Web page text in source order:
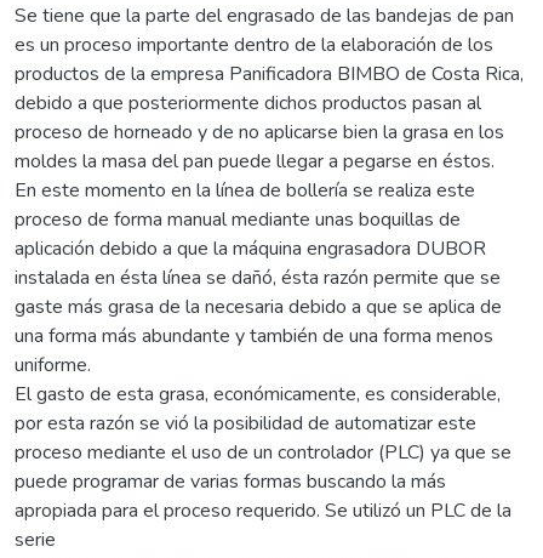
Se tiene que la parte del engrasado de las bandejas de pan
es un proceso importante dentro de la elaboración de los
productos de la empresa Panificadora BIMBO de Costa Rica,
debido a que posteriormente dichos productos pasan al
proceso de horneado y de no aplicarse bien la grasa en los
moldes la masa del pan puede llegar a pegarse en éstos.
En este momento en la línea de bollería se realiza este
proceso de forma manual mediante unas boquillas de
aplicación debido a que la máquina engrasadora DUBOR
instalada en ésta línea se dañó, ésta razón permite que se
gaste más grasa de la necesaria debido a que se aplica de
una forma más abundante y también de una forma menos
uniforme.
El gasto de esta grasa, económicamente, es considerable,
por esta razón se vió la posibilidad de automatizar este
proceso mediante el uso de un controlador (PLC) ya que se
puede programar de varias formas buscando la más
apropiada para el proceso requerido. Se utilizó un PLC de la
serie